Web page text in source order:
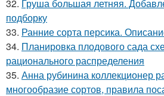
32. Груша большая летняя.
подборку
33. Ранние сорта персика.
34. Планировка плодового сада
рационального распределения
35. Анна рубинина коллекционер
многообразие сортов, правила